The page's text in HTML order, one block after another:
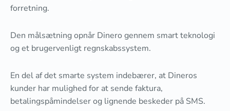
forretning.
Den målsætning opnår Dinero gennem smart teknologi
og et brugervenligt regnskabssystem.
En del af det smarte system indebærer, at Dineros
kunder har mulighed for at sende faktura,
betalingspåmindelser og lignende beskeder på SMS.